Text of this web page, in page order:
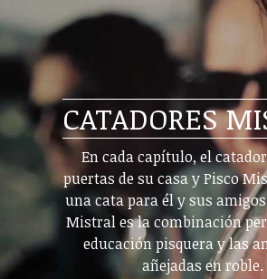
CATADORES
En cada capítulo, el
puertas de su casa y Pisco
una cata para él y sus
Mistral es la combinación
educación pisquera y las
añejadas en roble.